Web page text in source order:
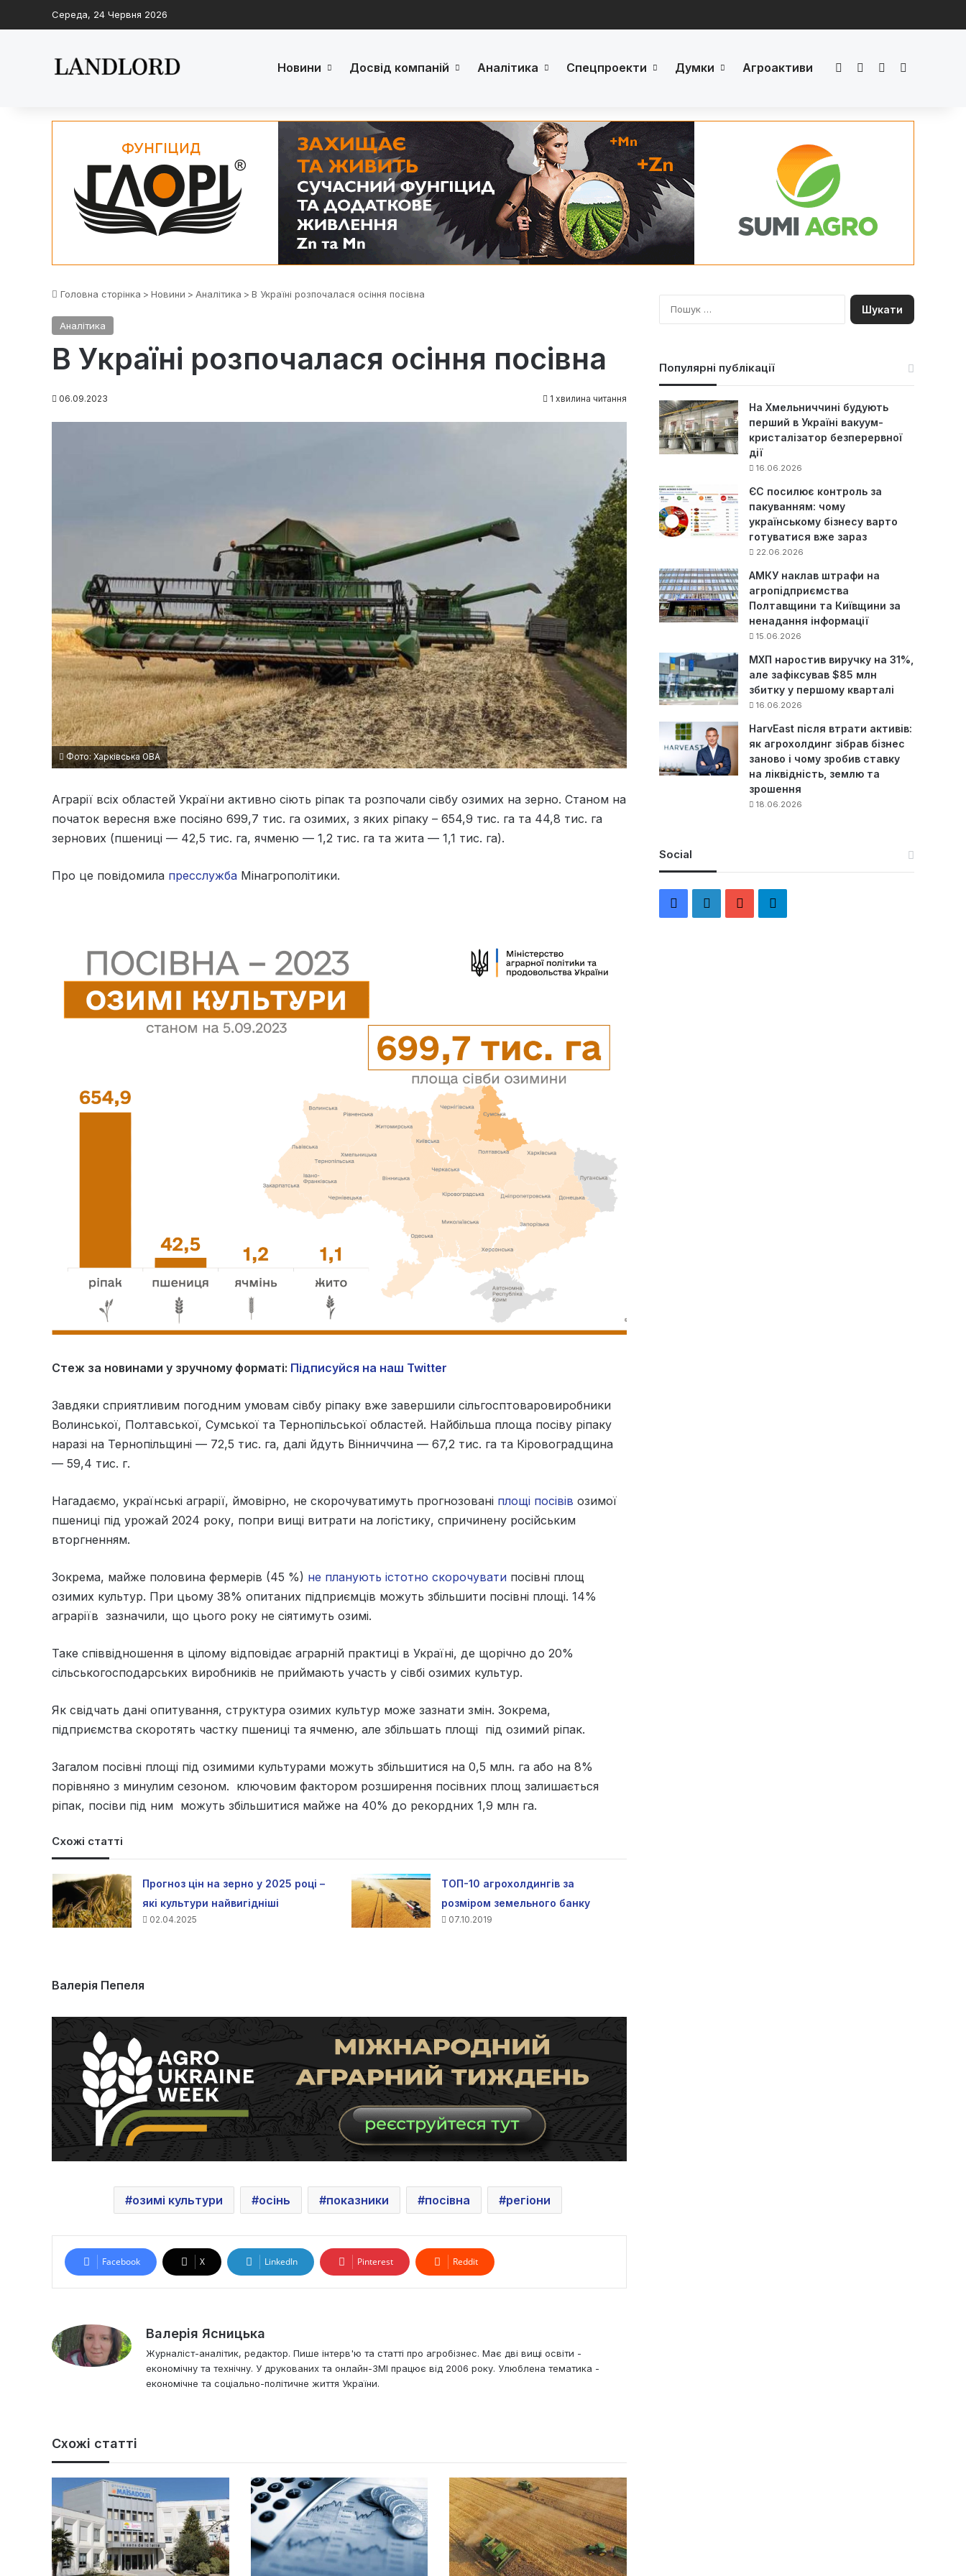
Середа, 24 Червня 2026
Новини Досвід компаній Аналітика Спецпроекти Думки Агроактиви FacebookLinkedInYouTube
Головна сторінка > Новини > Аналітика > В Україні розпочалася осіння посівна
Аналітика
В Україні розпочалася осіння посівна
06.09.2023 1 хвилина читання
Фото: Харківська ОВА
Аграрії всіх областей України активно сіють ріпак та розпочали сівбу озимих на зерно. Станом на
початок вересня вже посіяно 699,7 тис. га озимих, з яких ріпаку – 654,9 тис. га та 44,8 тис. га
зернових (пшениці — 42,5 тис. га, ячменю — 1,2 тис. га та жита — 1,1 тис. га).
Про це повідомила пресслужба Мінагрополітики.
Стеж за новинами у зручному форматі: Підписуйся на наш Twitter
Завдяки сприятливим погодним умовам сівбу ріпаку вже завершили сільгосптоваровиробники
Волинської, Полтавської, Сумської та Тернопільської областей. Найбільша площа посіву ріпаку
наразі на Тернопільщині — 72,5 тис. га, далі йдуть Вінниччина — 67,2 тис. га та Кіровоградщина
— 59,4 тис. г.
Нагадаємо, українські аграрії, ймовірно, не скорочуватимуть прогнозовані площі посівів озимої
пшениці під урожай 2024 року, попри вищі витрати на логістику, спричинену російським
вторгненням.
Зокрема, майже половина фермерів (45 %) не планують істотно скорочувати посівні площ
озимих культур. При цьому 38% опитаних підприємців можуть збільшити посівні площі. 14%
аграріїв зазначили, що цього року не сіятимуть озимі.
Таке співвідношення в цілому відповідає аграрній практиці в Україні, де щорічно до 20%
сільськогосподарських виробників не приймають участь у сівбі озимих культур.
Як свідчать дані опитування, структура озимих культур може зазнати змін. Зокрема,
підприємства скоротять частку пшениці та ячменю, але збільшать площі під озимий ріпак.
Загалом посівні площі під озимими культурами можуть збільшитися на 0,5 млн. га або на 8%
порівняно з минулим сезоном. ключовим фактором розширення посівних площ залишається
ріпак, посіви під ним можуть збільшитися майже на 40% до рекордних 1,9 млн га.
Схожі статті
Прогноз цін на зерно у 2025 році –
які культури найвигідніші
02.04.2025
ТОП-10 агрохолдингів за
розміром земельного банку
07.10.2019
Валерія Пепеля
озимі культури осінь показники посівна регіони
Facebook X LinkedIn Pinterest Reddit
Валерія Ясницька
Журналіст-аналітик, редактор. Пише інтерв'ю та статті про агробізнес. Має дві вищі освіти -
економічну та технічну. У друкованих та онлайн-ЗМІ працює від 2006 року. Улюблена тематика -
економічне та соціально-політичне життя України.
Схожі статті
П
о
Популярні публікації
На Хмельниччині будують
перший в Україні вакуум-
кристалізатор безперервної
дії
16.06.2026
ЄС посилює контроль за
пакуванням: чому
українському бізнесу варто
готуватися вже зараз
22.06.2026
АМКУ наклав штрафи на
агропідприємства
Полтавщини та Київщини за
ненадання інформації
15.06.2026
МХП наростив виручку на 31%,
але зафіксував $85 млн
збитку у першому кварталі
16.06.2026
HarvEast після втрати активів:
як агрохолдинг зібрав бізнес
заново і чому зробив ставку
на ліквідність, землю та
зрошення
18.06.2026
Social